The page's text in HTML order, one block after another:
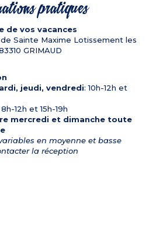
pratiques
de vos vacances
de Sainte Maxime Lotissement les
GRIMAUD
jeudi, vendredi: 10h-12h et
8h-12h et 15h-19h
mercredi et dimanche toute
en moyenne et basse
la réception